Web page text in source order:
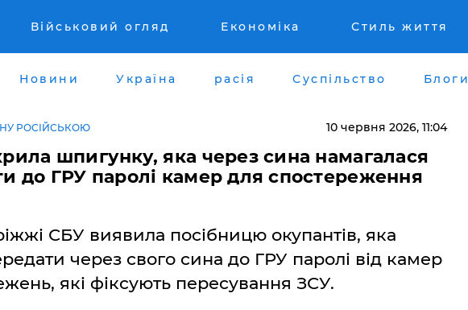
Військовий огляд Економіка Стиль життя
Новини Україна расія Суспільство Блоги
РОСІЙСЬКОЮ 10 червня 2026, 11:04
шпигунку, яка через сина намагалася
до ГРУ паролі камер для спостереження
СБУ виявила посібницю окупантів, яка
через свого сина до ГРУ паролі від камер
які фіксують пересування ЗСУ.